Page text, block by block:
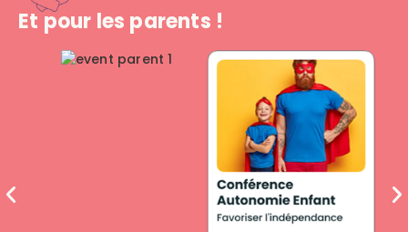
Et pour les parents !